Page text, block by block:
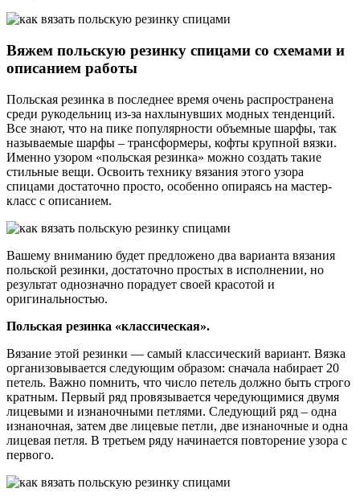
Вяжем польскую резинку спицами со схемами и
описанием работы
Польская резинка в последнее время очень распространена
среди рукодельниц из-за нахлынувших модных тенденций.
Все знают, что на пике популярности объемные шарфы, так
называемые шарфы – трансформеры, кофты крупной вязки.
Именно узором «польская резинка» можно создать такие
стильные вещи. Освоить технику вязания этого узора
спицами достаточно просто, особенно опираясь на мастер-
класс с описанием.
Вашему вниманию будет предложено два варианта вязания
польской резинки, достаточно простых в исполнении, но
результат однозначно порадует своей красотой и
оригинальностью.
Польская резинка «классическая».
Вязание этой резинки — самый классический вариант. Вязка
организовывается следующим образом: сначала набирает 20
петель. Важно помнить, что число петель должно быть строго
кратным. Первый ряд провязывается чередующимися двумя
лицевыми и изнаночными петлями. Следующий ряд – одна
изнаночная, затем две лицевые петли, две изнаночные и одна
лицевая петля. В третьем ряду начинается повторение узора с
первого.